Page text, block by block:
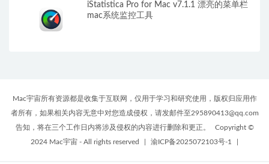
iStatistica Pro for Mac v7.1.1 漂亮的菜单栏
mac系统监控工具
Mac宇宙所有资源都是收集于互联网，仅用于学习和研究使用，版权归应用作
者所有，如果相关内容无意中对您造成侵权，请发邮件至295890413@qq.com
告知，将在三个工作日内将涉及侵权的内容进行删除和更正。
Copyright ©
2024 Mac宇宙 - All rights reserved
渝ICP备2025072103号-1